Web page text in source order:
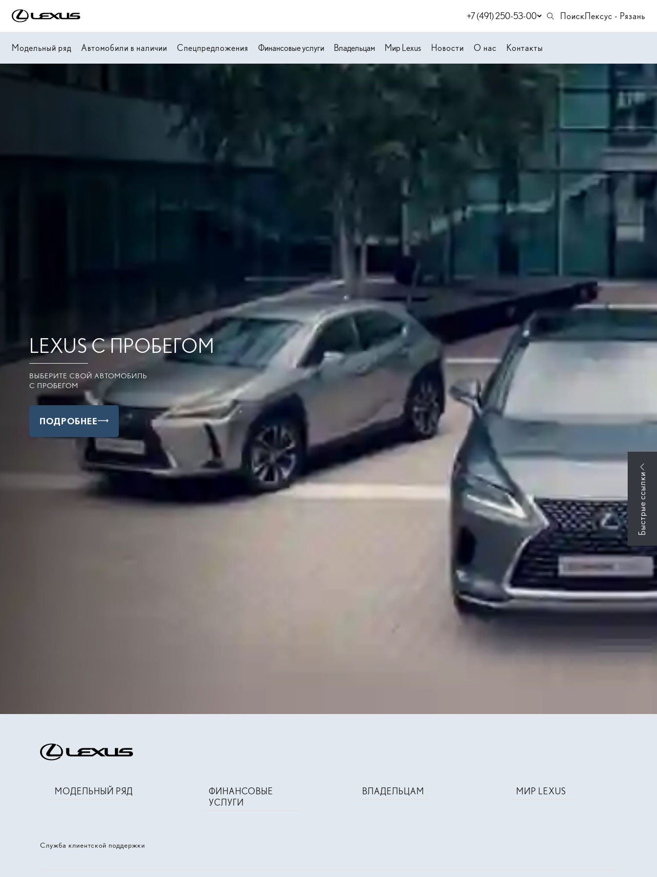
+7 (491) 250-53-00 ПоискЛексус - Рязань
Модельный ряд Автомобили в наличии Спецпредложения Финансовые услуги Владельцам Мир Lexus Новости О нас Контакты
LEXUS С ПРОБЕГОМ
ВЫБЕРИТЕ СВОЙ АВТОМОБИЛЬ
С ПРОБЕГОМ
ПОДРОБНЕЕ
Служба клиентской поддержки
МОДЕЛЬНЫЙ РЯД
ФИНАНСОВЫЕ
УСЛУГИ
ВЛАДЕЛЬЦАМ МИР LEXUS